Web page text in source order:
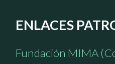
ENLACES
Fundación MIMA